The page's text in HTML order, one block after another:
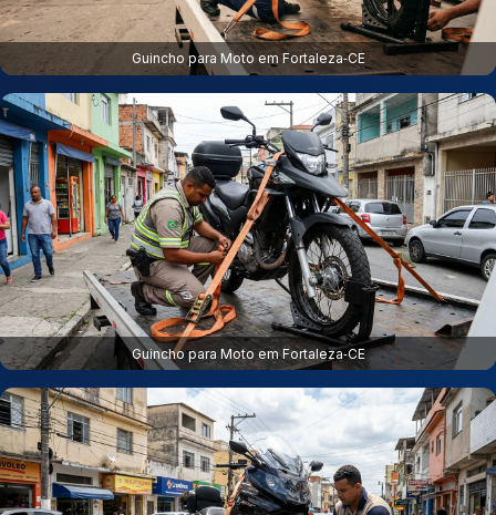
Guincho para Moto em Fortaleza‑CE
Guincho para Moto em Fortaleza‑CE